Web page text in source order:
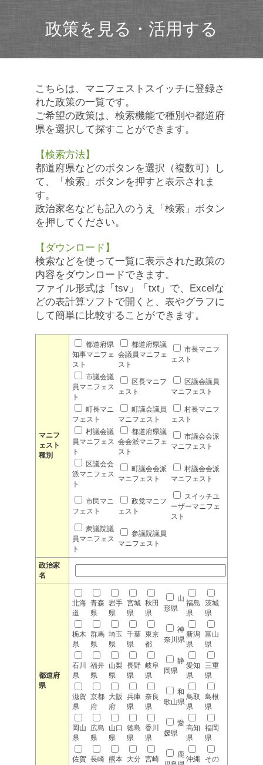
政策を見る・活用する
こちらは、マニフェストスイッチに登録さ
れた政策の一覧です。
ご希望の政策は、検索機能で種別や都道府
県を選択して探すことができます。
【検索方法】
都道府県などのボタンを選択（複数可）し
て、「検索」ボタンを押すと表示されま
す。
政治家名なども記入のうえ「検索」ボタン
を押してください。
【ダウンロード】
検索などを使って一覧に表示された政策の
内容をダウンロードできます。
ファイル形式は「tsv」「txt」で、Excelな
どの表計算ソフトで開くと、表やグラフに
して簡単に比較することができます。
マニフ
ェスト
種別
都道府県
知事マニフェ
スト
都道府県議
会議員マニフェ
スト
市長マニフ
ェスト
市議会議
員マニフェス
ト
区長マニフ
ェスト
区議会議員
マニフェスト
町長マニ
フェスト
町議会議員
マニフェスト
村長マニフ
ェスト
村議会議
員マニフェス
ト
都道府県議
会会派マニフェ
スト
市議会会派
マニフェスト
区議会会
派マニフェス
ト
町議会会派
マニフェスト
村議会会派
マニフェスト
市民マニ
フェスト
政党マニフ
ェスト
スイッチユ
ーザーマニフェ
スト
衆議院議
員マニフェス
ト
参議院議員
マニフェスト
政治家
名
都道府
県
北海
道
青森
県
岩手
県
宮城
県
秋田
県
山
形県
福島
県
茨城
県
栃木
県
群馬
県
埼玉
県
千葉
県
東京
都
神
奈川県
新潟
県
富山
県
石川
県
福井
県
山梨
県
長野
県
岐阜
県
静
岡県
愛知
県
三重
県
滋賀
県
京都
府
大阪
府
兵庫
県
奈良
県
和
歌山県
鳥取
県
島根
県
岡山
県
広島
県
山口
県
徳島
県
香川
県
愛
媛県
高知
県
福岡
県
佐賀 長崎 熊本 大分 宮崎
鹿
沖縄
その